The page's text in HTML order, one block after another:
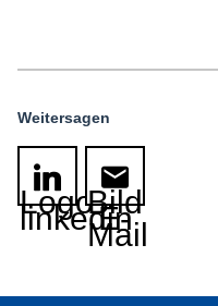
Weitersagen
Logo
linkedin
Bild
E-
Mail